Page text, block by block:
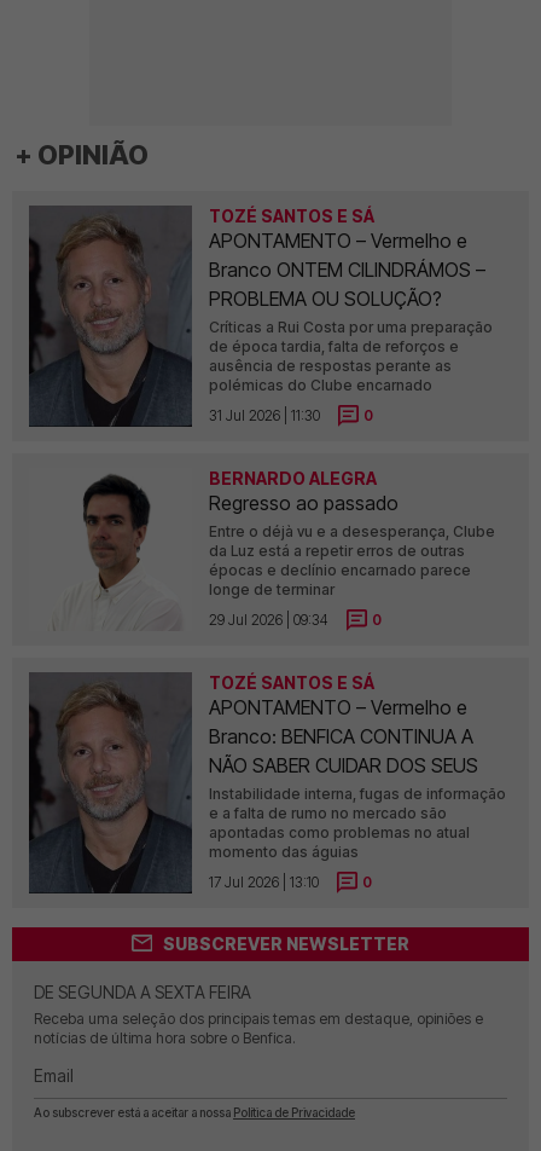
+ OPINIÃO
TOZÉ SANTOS E SÁ
APONTAMENTO – Vermelho e
Branco ONTEM CILINDRÁMOS –
PROBLEMA OU SOLUÇÃO?
Críticas a Rui Costa por uma preparação
de época tardia, falta de reforços e
ausência de respostas perante as
polémicas do Clube encarnado
31 Jul 2026 | 11:30
0
BERNARDO ALEGRA
Regresso ao passado
Entre o déjà vu e a desesperança, Clube
da Luz está a repetir erros de outras
épocas e declínio encarnado parece
longe de terminar
29 Jul 2026 | 09:34
0
TOZÉ SANTOS E SÁ
APONTAMENTO – Vermelho e
Branco: BENFICA CONTINUA A
NÃO SABER CUIDAR DOS SEUS
Instabilidade interna, fugas de informação
e a falta de rumo no mercado são
apontadas como problemas no atual
momento das águias
17 Jul 2026 | 13:10
0
SUBSCREVER NEWSLETTER
DE SEGUNDA A SEXTA FEIRA
Receba uma seleção dos principais temas em destaque, opiniões e
notícias de última hora sobre o Benfica.
Email
Ao subscrever está a aceitar a nossa Política de Privacidade